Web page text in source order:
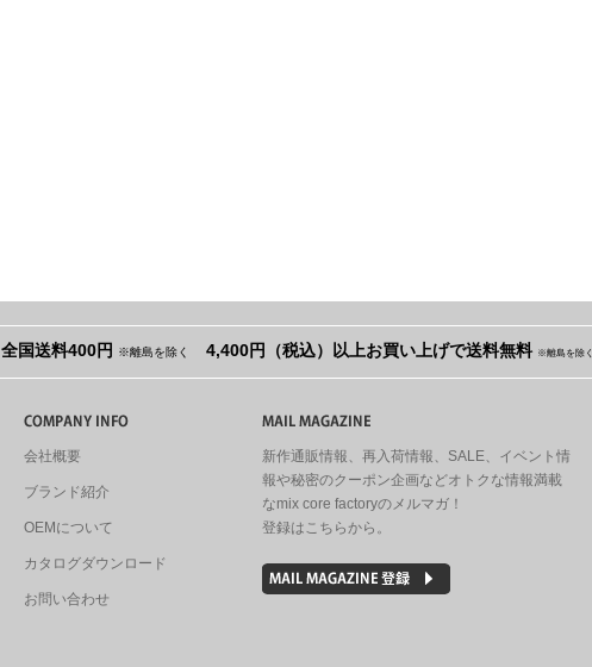
全国送料400円 ※離島を除く 4,400円（税込）以上お買い上げで送料無料 ※離島を除く
会社概要
ブランド紹介
OEMについて
カタログダウンロード
お問い合わせ
新作通販情報、再入荷情報、SALE、イベント情
報や秘密のクーポン企画などオトクな情報満載
なmix core factoryのメルマガ！
登録はこちらから。